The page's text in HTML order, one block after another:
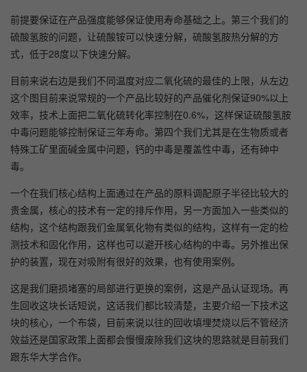
前提要保证在产品强度能够保证使用寿命基础之上。第三个我们的
硫酸氢胺的问题，让硫酸铵可以快速分解，硫酸氢胺热分解的方
式，低于28度以下快速分解。
目前来说右边是我们不同温度对应二氧化硫的最佳的上限，从左边
这个图目前来说常规的一个产品比较好的产品催化剂保证90%以上
效率，技术上面把二氧化硫转化率控制在0.6%，这样保证硫酸氢胺
中毒问题能够控制保证三年寿命。第四个我们尤其是在生物质或者
特殊工矿里面碱金属中问题，钙的中毒是覆盖性中毒，还有砷中
毒。
一个在我们核心结构上面通过在产品的原料调配原子半径比较大的
贵金属，核心的技术有一定的排斥作用，另一方面加入一些类似的
结构，这个结构跟我们金属氧化物有类似的结构，这样有一定的检
测技术和固化作用，这样也可以避开核心结构的中毒。另外推出保
护的装置，现在对吸附有很好的效果，也有使用案例。
这是我们磨损堵塞的局部进行更换的案例，这是产品认证现场。再
生回收这块长话短说，这话我们都比较清楚，主要介绍一下技术这
块的核心，一个布袋，目前来说以往的回收填埋焚烧以后不管经济
效益还是国家政策上面都会慢慢废除我们这块的思路就是目前我们
跟东华大学合作。